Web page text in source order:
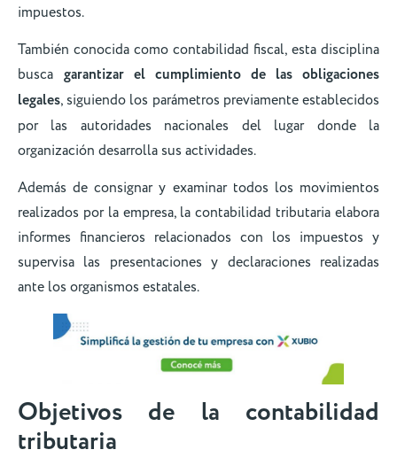
impuestos.
También conocida como contabilidad fiscal, esta disciplina
busca garantizar el cumplimiento de las obligaciones
legales, siguiendo los parámetros previamente establecidos
por las autoridades nacionales del lugar donde la
organización desarrolla sus actividades.
Además de consignar y examinar todos los movimientos
realizados por la empresa, la contabilidad tributaria elabora
informes financieros relacionados con los impuestos y
supervisa las presentaciones y declaraciones realizadas
ante los organismos estatales.
Objetivos de la contabilidad
tributaria